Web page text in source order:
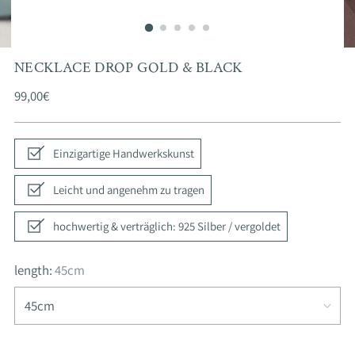
NECKLACE DROP GOLD & BLACK
Regular
99,00€
Einzigartige Handwerkskunst
Leicht und angenehm zu tragen
hochwertig & verträglich: 925 Silber / vergoldet
length:45cm